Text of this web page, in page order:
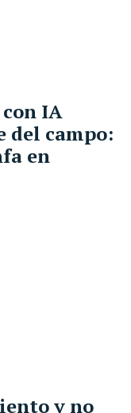
IA
del campo:
en
y no